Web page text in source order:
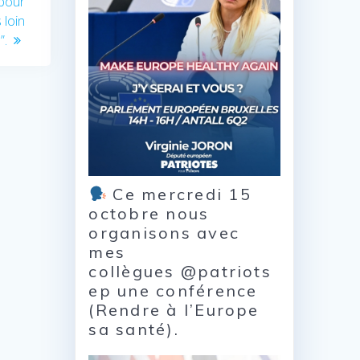
loin
Ce mercredi 15
octobre nous
organisons avec
mes
collègues @patriots
ep une conférence
(Rendre à l’Europe
sa santé).